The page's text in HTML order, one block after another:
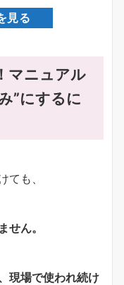
見る
マニュアル
”にするに
ても、
せん。
現場で使われ続け